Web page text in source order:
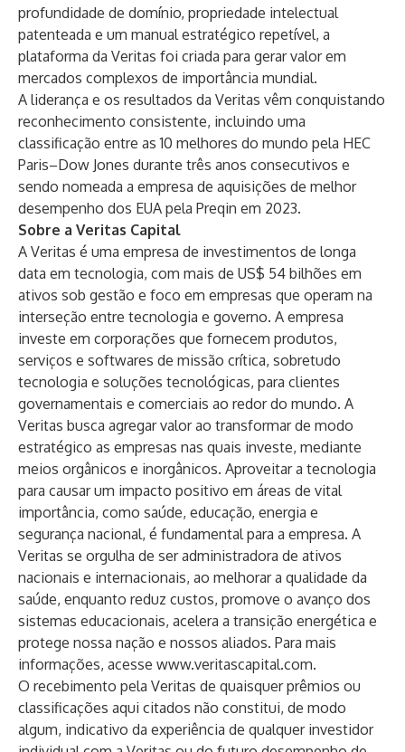
profundidade de domínio, propriedade intelectual
patenteada e um manual estratégico repetível, a
plataforma da Veritas foi criada para gerar valor em
mercados complexos de importância mundial.
A liderança e os resultados da Veritas vêm conquistando
reconhecimento consistente, incluindo uma
classificação entre as 10 melhores do mundo pela HEC
Paris–Dow Jones durante três anos consecutivos e
sendo nomeada a empresa de aquisições de melhor
desempenho dos EUA pela Preqin em 2023.
Sobre a Veritas Capital
A Veritas é uma empresa de investimentos de longa
data em tecnologia, com mais de US$ 54 bilhões em
ativos sob gestão e foco em empresas que operam na
interseção entre tecnologia e governo. A empresa
investe em corporações que fornecem produtos,
serviços e softwares de missão crítica, sobretudo
tecnologia e soluções tecnológicas, para clientes
governamentais e comerciais ao redor do mundo. A
Veritas busca agregar valor ao transformar de modo
estratégico as empresas nas quais investe, mediante
meios orgânicos e inorgânicos. Aproveitar a tecnologia
para causar um impacto positivo em áreas de vital
importância, como saúde, educação, energia e
segurança nacional, é fundamental para a empresa. A
Veritas se orgulha de ser administradora de ativos
nacionais e internacionais, ao melhorar a qualidade da
saúde, enquanto reduz custos, promove o avanço dos
sistemas educacionais, acelera a transição energética e
protege nossa nação e nossos aliados. Para mais
informações, acesse www.veritascapital.com.
O recebimento pela Veritas de quaisquer prêmios ou
classificações aqui citados não constitui, de modo
algum, indicativo da experiência de qualquer investidor